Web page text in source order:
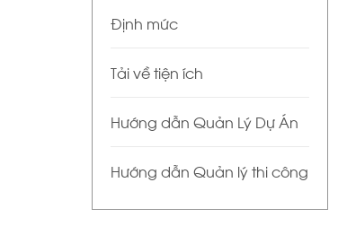
Định mức
Tải về tiện ích
Hướng dẫn Quản Lý Dự Án
Hướng dẫn Quản lý thi công